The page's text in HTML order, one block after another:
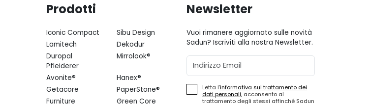
Prodotti
Iconic Compact
Sibu Design
Lamitech
Dekodur
Duropal
Pfleiderer
Mirrolook®
Avonite®
Hanex®
Getacore
PaperStone®
Furniture
Green Core
Newsletter
Vuoi rimanere aggiornato sulle novità
Sadun? Iscriviti alla nostra Newsletter.
Email
Letta l'informativa sul trattamento dei
dati personali, acconsento al
trattamento degli stessi affinché Sadun